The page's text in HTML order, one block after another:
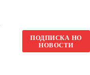
ПОДПИСКА НО
НОВОСТИ